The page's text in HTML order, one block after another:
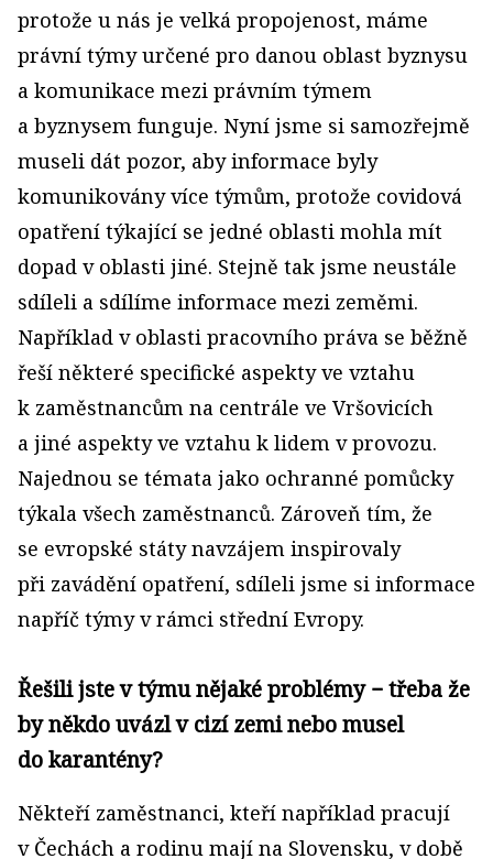
protože u nás je velká propojenost, máme
právní týmy určené pro danou oblast byznysu
a komunikace mezi právním týmem
a byznysem funguje. Nyní jsme si samozřejmě
museli dát pozor, aby informace byly
komunikovány více týmům, protože covidová
opatření týkající se jedné oblasti mohla mít
dopad v oblasti jiné. Stejně tak jsme neustále
sdíleli a sdílíme informace mezi zeměmi.
Například v oblasti pracovního práva se běžně
řeší některé specifické aspekty ve vztahu
k zaměstnancům na centrále ve Vršovicích
a jiné aspekty ve vztahu k lidem v provozu.
Najednou se témata jako ochranné pomůcky
týkala všech zaměstnanců. Zároveň tím, že
se evropské státy navzájem inspirovaly
při zavádění opatření, sdíleli jsme si informace
napříč týmy v rámci střední Evropy.
Řešili jste v týmu nějaké problémy − třeba že
by někdo uvázl v cizí zemi nebo musel
do karantény?
Někteří zaměstnanci, kteří například pracují
v Čechách a rodinu mají na Slovensku, v době